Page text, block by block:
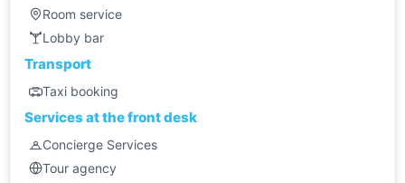
Room service
Lobby bar
Transport
Taxi booking
Services at the front desk
Concierge Services
Tour agency